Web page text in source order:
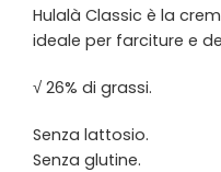
Hulalà Classic è la
ideale per farciture e
√ 26% di grassi.
Senza lattosio.
Senza glutine.